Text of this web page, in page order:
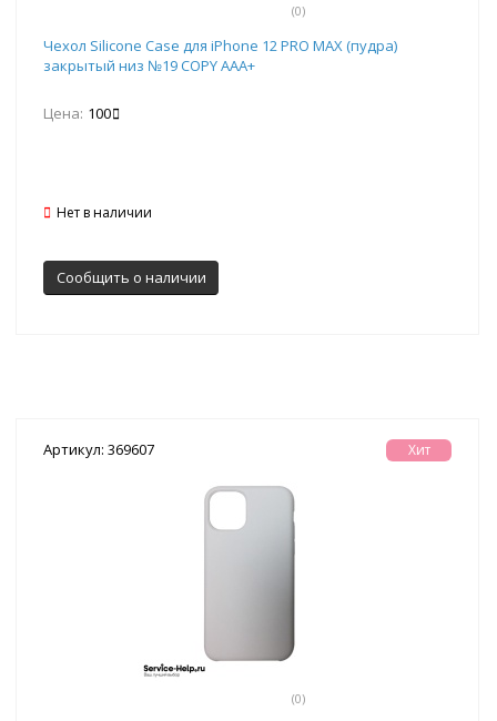
(0)
Чехол Silicone Case для iPhone 12 PRO MAX (пудра)
закрытый низ №19 COPY AAA+
Цена: 100
Нет в наличии
Сообщить о наличии
Артикул: 369607
(0)
Хит